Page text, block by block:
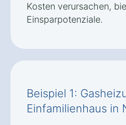
Kosten verursachen,
Einsparpotenziale.
Beispiel 1:
Einfamilienhaus in